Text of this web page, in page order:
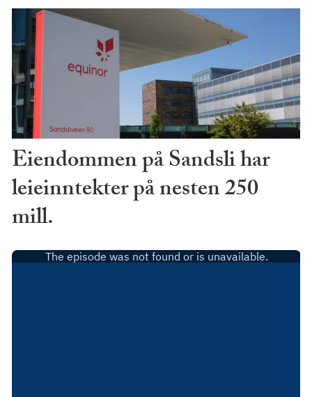
Eiendommen på Sandsli har
leieinntekter på nesten 250
mill.